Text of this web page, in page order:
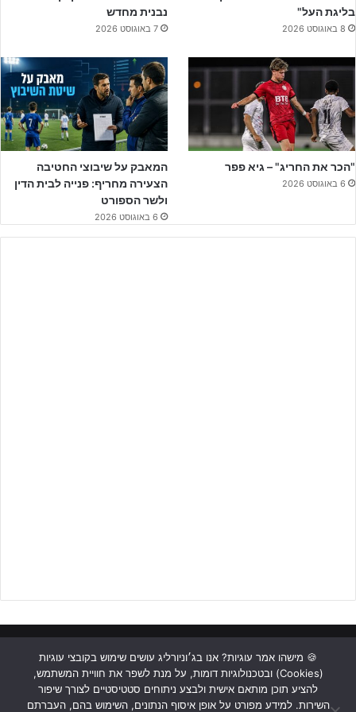
מחלקת נוער בריאה ומובילה בארץ, והוכחה נוספת לכמה מחלקת הנוער
בליגת העל"
8 באוגוסט 2026
נבנית מחדש
7 באוגוסט 2026
"הכר את החריג" – גיא פפר
6 באוגוסט 2026
המאבק על שיבוצי החטיבה
הצעירה מחריף: פנייה לבית הדין
ולשר הספורט
6 באוגוסט 2026
ראשי כתבות תכנים מקצועיים תנאי שימוש
מדיניות אבטחה
כתבו לנו
🍪 מישהו אמר עוגיות? אנו בג׳וניורליג עושים שימוש בקובצי עוגיות
(Cookies) ובטכנולוגיות דומות, על מנת לשפר את חוויית המשתמש,
להציע תוכן מותאם אישית ולבצע ניתוחים סטטיסטיים לצורך שיפור
השירות. למידע מפורט על אופן איסוף הנתונים, השימוש בהם, העברתם